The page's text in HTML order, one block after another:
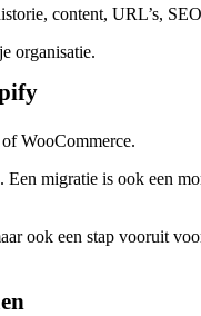
content, URL’s,
organisatie.
WooCommerce.
migratie is ook een
ook een stap vooruit